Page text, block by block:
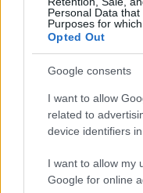
Personal Data
Purposes for
Opted Out
Google consents
I want to allow
related to
device identifiers in
I want to allow my
Google for online
tanúbizonyságot,
állóhelyek
peronrésszel az
helyezi a
tesztfutást követően
Képek: Kravtex,